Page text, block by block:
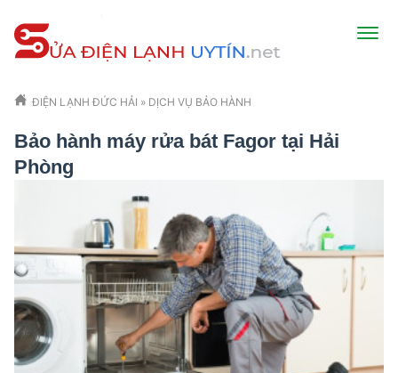
ĐIỆN LẠNH ĐỨC HẢI » DỊCH VỤ BẢO HÀNH
Bảo hành máy rửa bát Fagor tại Hải
Phòng